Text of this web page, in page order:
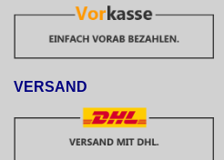
VERSAND